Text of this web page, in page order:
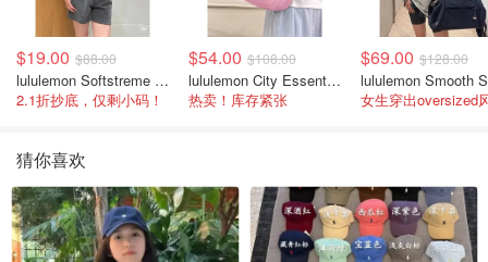
$19.00 $88.00
lululemon Softstreme 女士高腰短裤 10cm
2.1折抄底，仅剩小码！
$54.00 $108.00
lululemon City Essentials 肩背包 4L
热卖！库存紧张
$69.00 $128.00
女生穿出oversized
猜你喜欢